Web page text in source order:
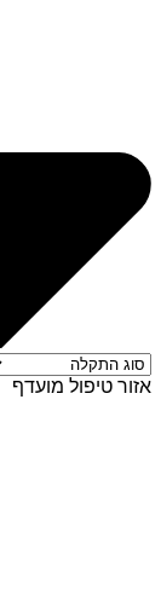
אזור טיפול מועדף